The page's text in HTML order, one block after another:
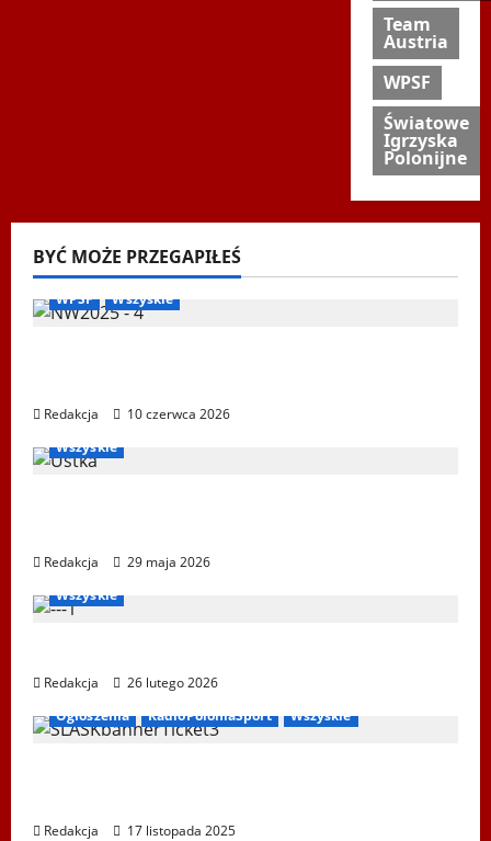
Team
Austria
WPSF
Światowe
Igrzyska
Polonijne
BYĆ MOŻE PRZEGAPIŁEŚ
Biegi i rekreacja Inne Nordic Walking
WPSF
Wszyskie
Redakcja 10 czerwca 2026
Igrzyska Letnie Ogłoszenia
Wszyskie
Redakcja 29 maja 2026
Bieg Tropem Wilczym
Wszyskie
Redakcja
26 lutego 2026
Ogłoszenia
RadioPoloniaSport Wszyskie
Redakcja 17 listopada 2025